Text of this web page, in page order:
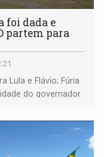
foi dada e
partem para
Lula e Flávio; Fúria
do governador
faz evento em